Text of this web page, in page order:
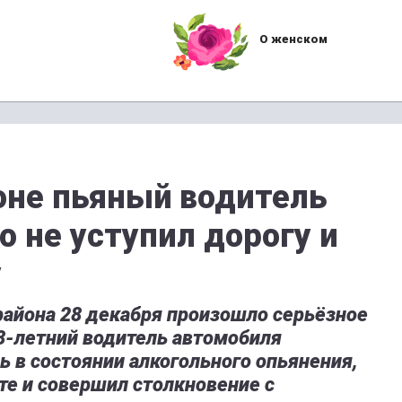
О женском
пьяный водитель
не уступил дорогу и
28 декабря произошло серьёзное
водитель автомобиля
состоянии алкогольного опьянения,
и совершил столкновение с